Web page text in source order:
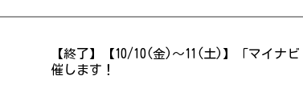
【終了】【10/10(金)～11(土)】「マイナ
催します！